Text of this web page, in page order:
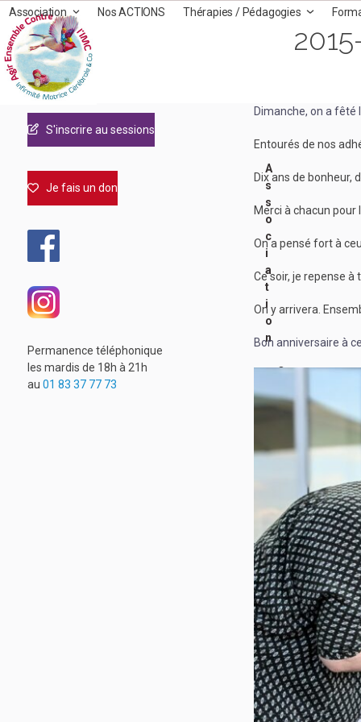
Skip
content
Association Nos ACTIONS Thérapies / Pédagogies
Dimanche, on a fêté
Entourés de nos
Dix ans de bonheur,
Merci à chacun pour
On a pensé fort à
Ce soir, je repense à
On y arrivera.
Bon anniversaire à
S'inscrire au sessions
Je fais un don
Permanence téléphonique
les mardis de 18h à 21h
au 01 83 37 77 73
A
s
s
o
c
i
a
t
i
o
n
Q
i
m
-
n
o
u
s
?
N
o
s
m
i
s